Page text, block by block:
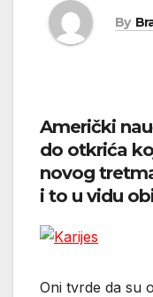
By
Američki
do otkrića
novog
i to u vidu
Oni tvrde da su